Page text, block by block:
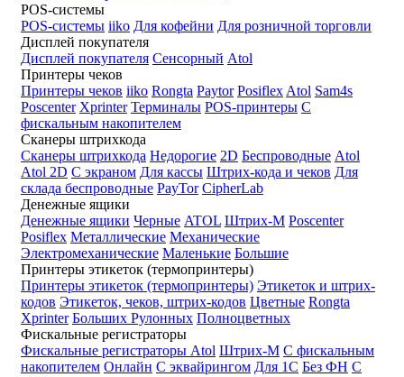
POS-системы
POS-системы iiko Для кофейни Для розничной торговли
Дисплей покупателя
Дисплей покупателя Сенсорный Atol
Принтеры чеков
Принтеры чеков iiko Rongta Paytor Posiflex Atol Sam4s
Poscenter Xprinter Терминалы POS-принтеры С
фискальным накопителем
Сканеры штрихкода
Сканеры штрихкода Недорогие 2D Беспроводные Atol
Atol 2D С экраном Для кассы Штрих-кода и чеков Для
склада беспроводные PayTor CipherLab
Денежные ящики
Денежные ящики Черные ATOL Штрих-М Poscenter
Posiflex Металлические Механические
Электромеханические Маленькие Большие
Принтеры этикеток (термопринтеры)
Принтеры этикеток (термопринтеры) Этикеток и штрих-
кодов Этикеток, чеков, штрих-кодов Цветные Rongta
Xprinter Больших Рулонных Полноцветных
Фискальные регистраторы
Фискальные регистраторы Atol Штрих-М С фискальным
накопителем Онлайн С эквайрингом Для 1С Без ФН С